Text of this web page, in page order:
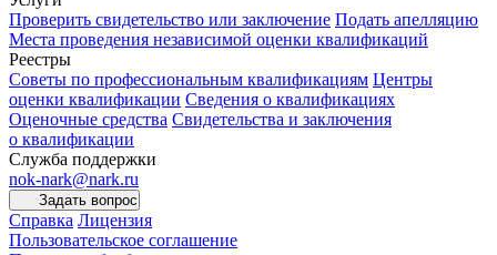
Проверить свидетельство или заключение Подать апелляцию
Места проведения независимой оценки квалификаций
Реестры
Советы по профессиональным квалификациям Центры
оценки квалификации Сведения о квалификациях
Оценочные средства Свидетельства и заключения
о квалификации
Служба поддержки
nok-nark@nark.ru
Задать вопрос
Справка Лицензия
Пользовательское соглашение